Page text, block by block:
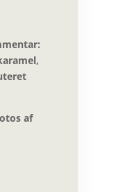
af